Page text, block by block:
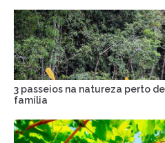
3 passeios na natureza perto
família